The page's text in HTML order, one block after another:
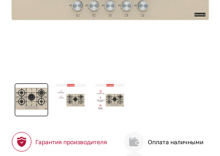
Гарантия производителя Оплата наличными